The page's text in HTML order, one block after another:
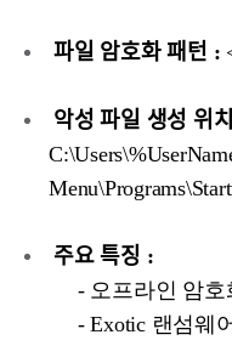
파일 암호화 패턴 :
악성 파일 생성 위
주요 특징 :
- 오프라인 암호
- Exotic 랜섬웨